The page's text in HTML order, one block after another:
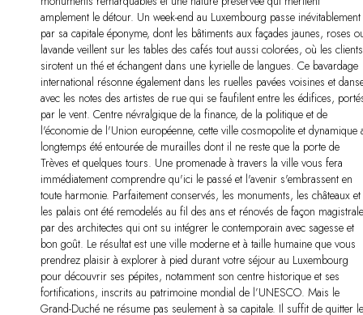
amplement le détour. Un week-end au Luxembourg passe inévitablement
par sa capitale éponyme, dont les bâtiments aux façades jaunes, roses
lavande veillent sur les tables des cafés tout aussi colorées, où les clients
sirotent un thé et échangent dans une kyrielle de langues. Ce bavardage
international résonne également dans les ruelles pavées voisines et
avec les notes des artistes de rue qui se faufilent entre les édifices,
par le vent. Centre névralgique de la finance, de la politique et de
l'économie de l'Union européenne, cette ville cosmopolite et dynamique
longtemps été entourée de murailles dont il ne reste que la porte de
Trèves et quelques tours. Une promenade à travers la ville vous fera
immédiatement comprendre qu'ici le passé et l'avenir s'embrassent en
toute harmonie. Parfaitement conservés, les monuments, les châteaux et
les palais ont été remodelés au fil des ans et rénovés de façon
par des architectes qui ont su intégrer le contemporain avec sagesse et
bon goût. Le résultat est une ville moderne et à taille humaine que vous
prendrez plaisir à explorer à pied durant votre séjour au Luxembourg
pour découvrir ses pépites, notamment son centre historique et ses
fortifications, inscrits au patrimoine mondial de l’UNESCO. Mais le
Grand-Duché ne résume pas seulement à sa capitale. Il suffit de quitter